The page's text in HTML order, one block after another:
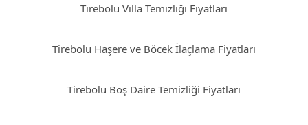
Tirebolu Villa Temizliği Fiyatları
Tirebolu Haşere ve Böcek İlaçlama Fiyatları
Tirebolu Boş Daire Temizliği Fiyatları